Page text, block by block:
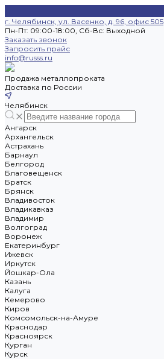
г. Челябинск, ул. Васенко, д. 96, офис 505
Пн-Пт: 09:00-18:00, Cб-Вс: Выходной
Заказать звонок
Запросить прайс
info@russs.ru
Продажа металлопроката
Доставка по России
Челябинск
Ангарск
Архангельск
Астрахань
Барнаул
Белгород
Благовещенск
Братск
Брянск
Владивосток
Владикавказ
Владимир
Волгоград
Воронеж
Екатеринбург
Ижевск
Иркутск
Йошкар-Ола
Казань
Калуга
Кемерово
Киров
Комсомольск-на-Амуре
Краснодар
Красноярск
Курган
Курск